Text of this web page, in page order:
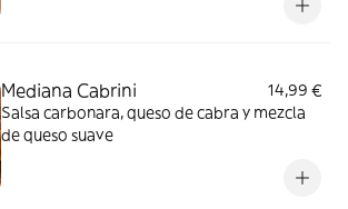
Mediana Cabrini
14,99 €
Salsa carbonara, queso de cabra y mezcla
de queso suave